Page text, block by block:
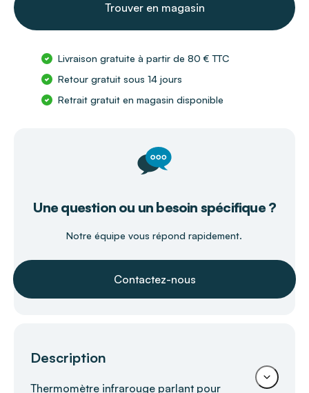
Trouver en magasin
Livraison gratuite à partir de 80 € TTC
Retour gratuit sous 14 jours
Retrait gratuit en magasin disponible
Une question ou un besoin spécifique ?
Notre équipe vous répond rapidement.
Contactez-nous
Description
Thermomètre infrarouge parlant pour